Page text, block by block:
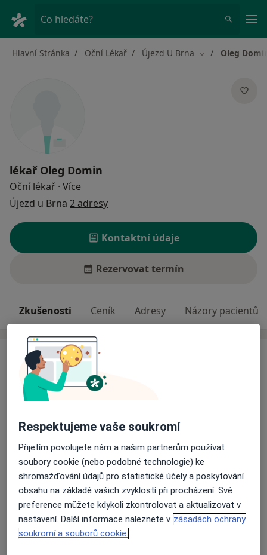
Co hledáte?
Hlavní Stránka Oční Lékař Újezd U Brna Změna města
Oleg
lékař Oleg Domin
Oční lékař · Více
Újezd u Brna 2 adresy
Kontaktní údaje
Rezervovat termín
Zkušenosti Ceník Adresy Názory pacientů
Zkušenosti
Oftalmologii se věnuji od roku 2004. Od roku 2016
působím na Oční klinice NeoVize Brno, kde se věnuji
diagnostice očních onemocnění a operacím šedého
Oftalmologie
Hlavní léčená onemocnění
Xantelesma
Poruchy zraku
Alergické onemocnění očí
Exoftalmus Vlčí zrno
+20a11y_sr_more_diseases
Respektujeme vaše soukromí
Přijetím povolujete nám a našim partnerům používat
soubory cookie (nebo podobné technologie) ke
shromažďování údajů pro statistické účely a poskytování
obsahu na základě vašich zvyklostí při procházení. Své
preference můžete kdykoli zkontrolovat a aktualizovat v
nastavení. Další informace naleznete v zásadách ochrany
soukromí a souborů cookie.